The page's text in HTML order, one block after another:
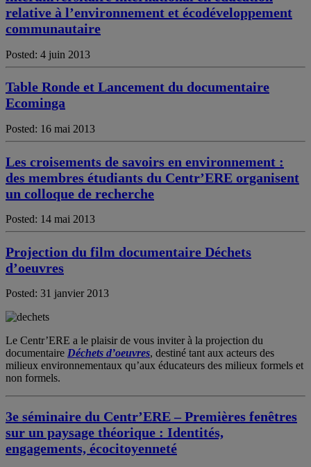
relative à l’environnement et écodéveloppement
communautaire
Posted: 4 juin 2013
Table Ronde et Lancement du documentaire
Ecominga
Posted: 16 mai 2013
Les croisements de savoirs en environnement :
des membres étudiants du Centr’ERE organisent
un colloque de recherche
Posted: 14 mai 2013
Projection du film documentaire Déchets
d’oeuvres
Posted: 31 janvier 2013
Le Centr’ERE a le plaisir de vous inviter à la projection du
documentaire Déchets d’oeuvres, destiné tant aux acteurs des
milieux environnementaux qu’aux éducateurs des milieux formels et
non formels.
3e séminaire du Centr’ERE – Premières fenêtres
sur un paysage théorique : Identités,
engagements, écocitoyenneté